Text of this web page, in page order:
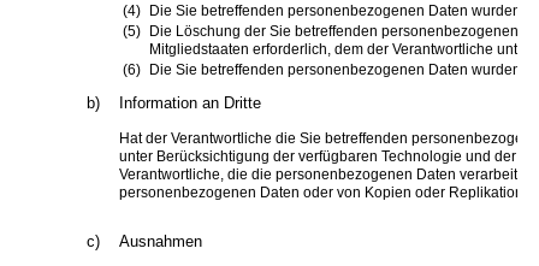
Die Sie betreffenden personenbezogenen Daten wurden
Die Löschung der Sie betreffenden personenbezogenen
Mitgliedstaaten erforderlich, dem der Verantwortliche
Die Sie betreffenden personenbezogenen Daten wurden
b) Information an Dritte
Hat der Verantwortliche die Sie betreffenden
unter Berücksichtigung der verfügbaren Technologie und der
Verantwortliche, die die personenbezogenen Daten
personenbezogenen Daten oder von Kopien oder
c) Ausnahmen